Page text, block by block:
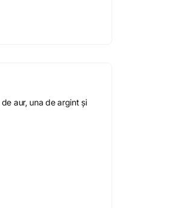
aur, una de argint și